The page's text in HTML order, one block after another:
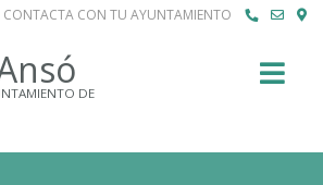
CONTACTA CON TU AYUNTAMIENTO
DE